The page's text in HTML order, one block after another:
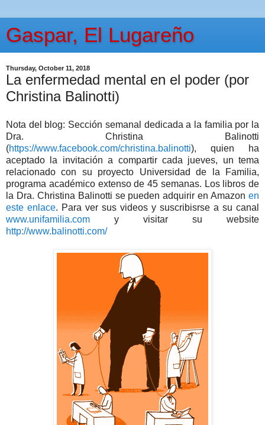
Gaspar, El Lugareño
Thursday, October 11, 2018
La enfermedad mental en el poder (por
Christina Balinotti)
Nota del blog: Sección semanal dedicada a la familia por la
Dra. Christina Balinotti
(https://www.facebook.com/christina.balinotti), quien ha
aceptado la invitación a compartir cada jueves, un tema
relacionado con su proyecto Universidad de la Familia,
programa académico extenso de 45 semanas. Los libros de
la Dra. Christina Balinotti se pueden adquirir en Amazon en
este enlace. Para ver sus videos y suscribisrse a su canal
www.unifamilia.com y visitar su website
http://www.balinotti.com/